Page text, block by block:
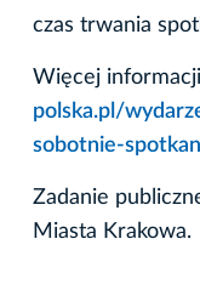
czas trwania
Więcej
polska.pl/
sobotnie-
Zadanie
Miasta Krakowa.